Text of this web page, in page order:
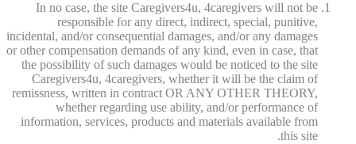
In no case, the site Caregivers4u, 4caregivers will not be
responsible for any direct, indirect, special, punitive,
incidental, and/or consequential damages, and/or any damages
or other compensation demands of any kind, even in case, that
the possibility of such damages would be noticed to the site
Caregivers4u, 4caregivers, whether it will be the claim of
remissness, written in contract OR ANY OTHER THEORY,
whether regarding use ability, and/or performance of
information, services, products and materials available from
this site.